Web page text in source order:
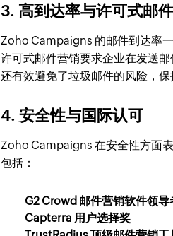
3. 高到达率与许可式邮
Zoho Campaigns 的邮件到达率
许可式邮件营销要求企业在发送
还有效避免了垃圾邮件的风险，保
4. 安全性与国际认可
Zoho Campaigns 在安全性方面
包括：
G2 Crowd 邮件营销软件领导
Capterra 用户选择奖